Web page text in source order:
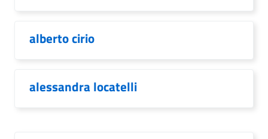
alberto cirio
alessandra locatelli